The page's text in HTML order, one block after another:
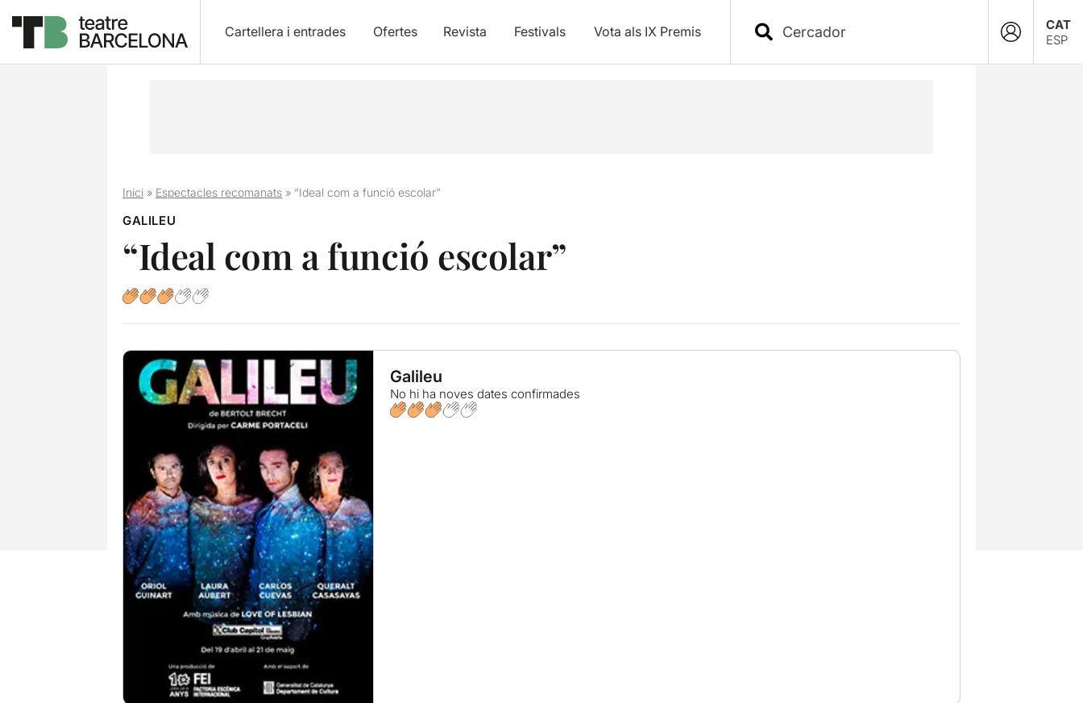
Cartellera i entrades Ofertes Revista Festivals Vota als IX Premis
CAT
ESP
Inici» Espectacles recomanats» “Ideal com a funció escolar”
GALILEU
“Ideal com a funció escolar”
Galileu
No hi ha noves dates confirmades